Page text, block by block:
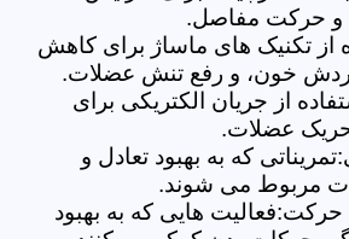
و حرکت مفاصل.
از تکنیک های ماساژ برای کاهش
خون، و رفع تنش عضلات.
از جریان الکتریکی برای
عضلات.
که به بهبود تعادل و
مربوط می شوند.
حرکت:فعالیت هایی که به بهبود